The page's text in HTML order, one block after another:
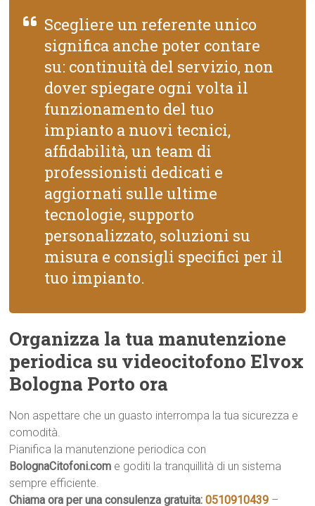
Scegliere un referente unico
significa anche poter contare
su: continuità del servizio, non
dover spiegare ogni volta il
funzionamento del tuo
impianto a nuovi tecnici,
affidabilità, un team di
professionisti dedicati e
aggiornati sulle ultime
tecnologie, supporto
personalizzato, soluzioni su
misura e consigli specifici per il
tuo impianto.
Organizza la tua manutenzione
periodica su videocitofono Elvox
Bologna Porto ora
Non aspettare che un guasto interrompa la tua sicurezza e
comodità.
Pianifica la manutenzione periodica con
BolognaCitofoni.com e goditi la tranquillità di un sistema
sempre efficiente.
Chiama ora per una consulenza gratuita:0510910439 –